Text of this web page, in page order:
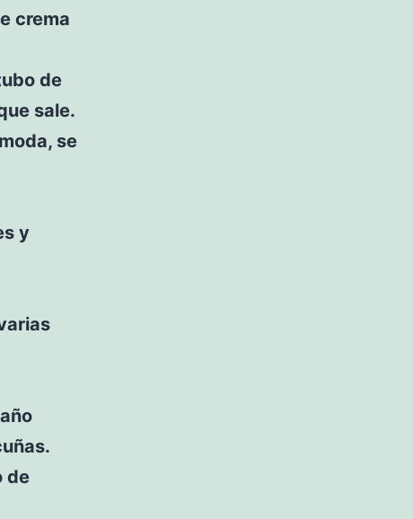
crema
de
sale.
se
y
de